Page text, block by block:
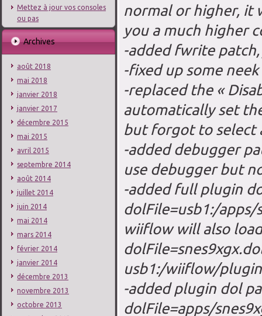
Mettez à jour vos consoles
ou pas
Archives
août 2018
mai 2018
janvier 2018
janvier 2017
décembre 2015
mai 2015
avril 2015
septembre 2014
août 2014
juillet 2014
juin 2014
mai 2014
mars 2014
février 2014
janvier 2014
décembre 2013
novembre 2013
octobre 2013
normal or higher, it
you a much higher
-added fwrite
-fixed up some
-replaced the «
automatically set
but forgot to select
-added debugger
use debugger but
-added full plugin
dolFile=usb1:/
wiiflow will also
usb1:/wiiflow/
-added plugin dol
dolFile=apps/